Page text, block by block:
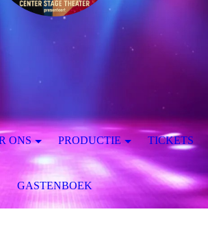
ONS PRODUCTIE TICKETS
GASTENBOEK